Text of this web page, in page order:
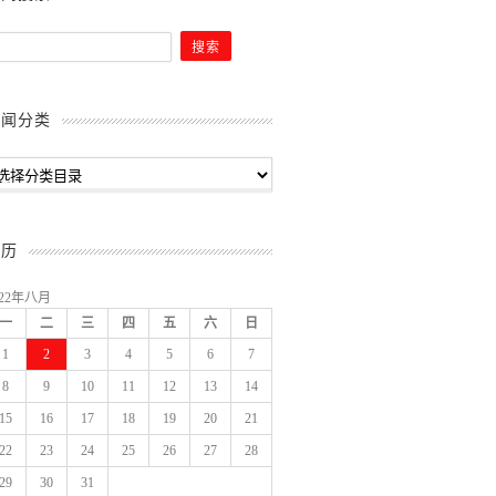
分类
年八月
一
二 三 四 五 六
日
1
2 3 4 5 6 7
8 9 10 11 12 13 14
15 16 17 18 19 20 21
22 23 24 25 26 27 28
29 30 31